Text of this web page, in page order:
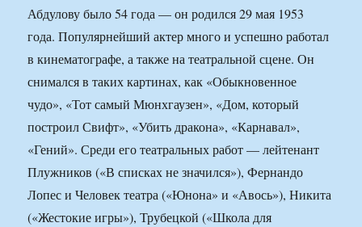
Абдулову было 54 года — он родился 29 мая 1953
года. Популярнейший актер много и успешно работал
в кинематографе, а также на театральной сцене. Он
снимался в таких картинах, как «Обыкновенное
чудо», «Тот самый Мюнхгаузен», «Дом, который
построил Свифт», «Убить дракона», «Карнавал»,
«Гений». Среди его театральных работ — лейтенант
Плужников («В списках не значился»), Фернандо
Лопес и Человек театра («Юнона» и «Авось»), Никита
(«Жестокие игры»), Трубецкой («Школа для